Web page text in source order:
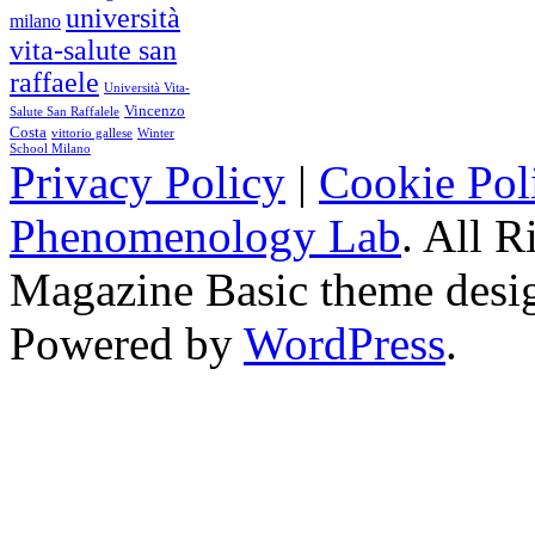
milano università
vita-salute san
raffaele Università Vita-
Salute San Raffalele Vincenzo
Costa vittorio gallese Winter
School Milano
Privacy Policy | Cookie
Phenomenology Lab. All
Magazine Basic theme
Powered by WordPress.